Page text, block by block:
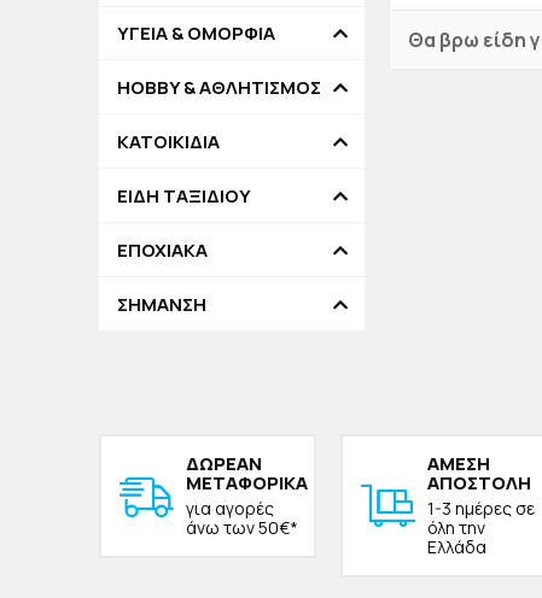
Θα βρω είδη
ΥΓΕΙΑ & ΟΜΟΡΦΙΑ
HOBBY & ΑΘΛΗΤΙΣΜΟΣ
ΚΑΤΟΙΚΙΔΙΑ
ΕΙΔΗ ΤΑΞΙΔΙΟΥ
ΕΠΟΧΙΑΚΑ
ΣΗΜΑΝΣΗ
ΔΩΡΕAΝ
ΜΕΤΑΦΟΡΙΚΑ
για αγορές
άνω των 50€*
ΑΜΕΣΗ
ΑΠΟΣΤΟΛΗ
1-3 ημέρες σε
όλη την
Ελλάδα